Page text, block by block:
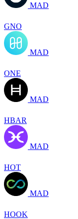
MAD
GNO
MAD
ONE
MAD
HBAR
MAD
HOT
MAD
HOOK